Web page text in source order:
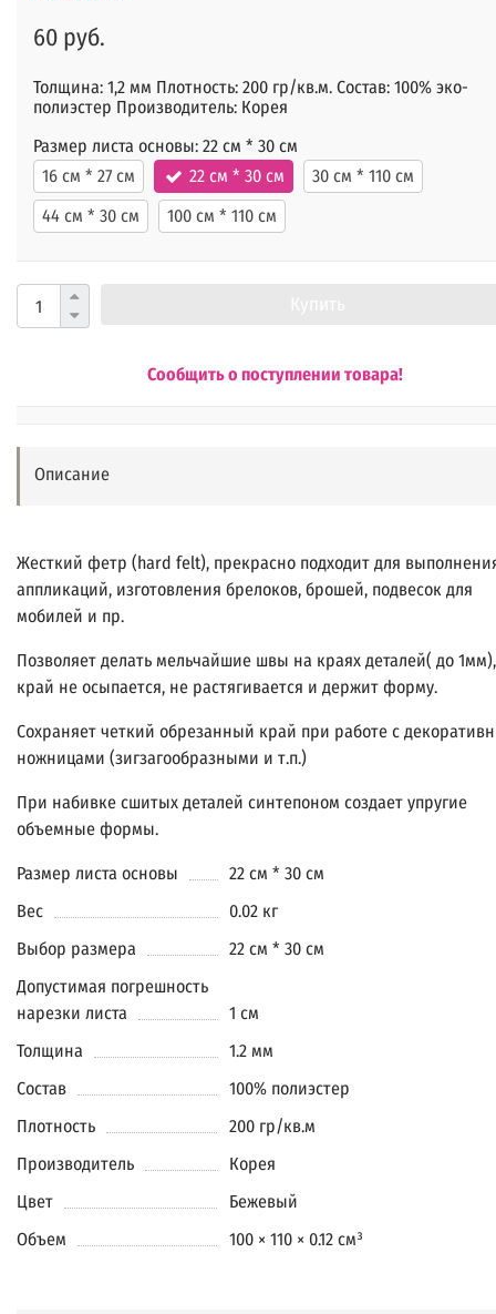
60 руб.
Толщина: 1,2 мм Плотность: 200 гр/кв.м. Состав: 100% эко-
полиэстер Производитель: Корея
Размер листа основы: 22 см * 30 см
16 см * 27 см
22 см * 30 см
30 см * 110 см
44 см * 30 см
100 см * 110 см
Сообщить о поступлении товара!
Описание
Жесткий фетр (hard felt), прекрасно подходит для
аппликаций, изготовления брелоков, брошей, подвесок для
мобилей и пр.
Позволяет делать мельчайшие швы на краях деталей( до 1мм),
край не осыпается, не растягивается и держит форму.
Сохраняет четкий обрезанный край при работе с
ножницами (зигзагообразными и т.п.)
При набивке сшитых деталей синтепоном создает упругие
объемные формы.
Размер листа основы
22 см * 30 см
Вес
0.02 кг
Выбор размера
22 см * 30 см
Допустимая погрешность
нарезки листа
1 см
Толщина
1.2 мм
Состав
100% полиэстер
Плотность
200 гр/кв.м
Производитель
Корея
Цвет
Бежевый
Объем
100 × 110 × 0.12 см³